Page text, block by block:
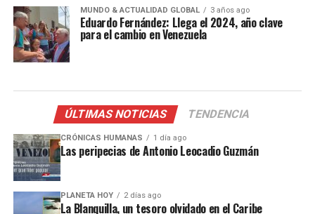
MUNDO & ACTUALIDAD GLOBAL 3 años ago
Eduardo Fernández: Llega el 2024, año clave
para el cambio en Venezuela
ÚLTIMAS NOTICIAS TENDENCIA
CRÓNICAS HUMANAS 1 día ago
Las peripecias de Antonio Leocadio Guzmán
PLANETA HOY 2 días ago
La Blanquilla, un tesoro olvidado en el Caribe